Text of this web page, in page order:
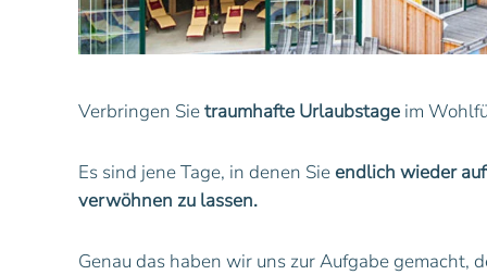
Verbringen Sietraumhafte Urlaubstage im
Es sind jene Tage, in denen Sieendlich wieder
verwöhnen zu lassen.
Genau das haben wir uns zur Aufgabe gemacht,